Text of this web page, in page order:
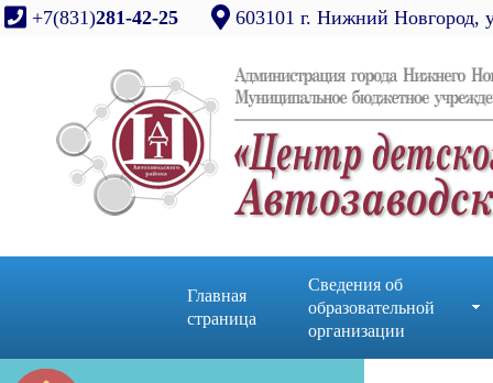
+7(831)281-42-25 603101 г. Нижний Новгород,
Главная
страница
Сведения об
образовательной
организации